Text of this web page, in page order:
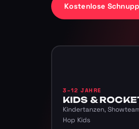
Kostenlose
3–12 JAHRE
KIDS &
Kindertanzen,
Hop Kids